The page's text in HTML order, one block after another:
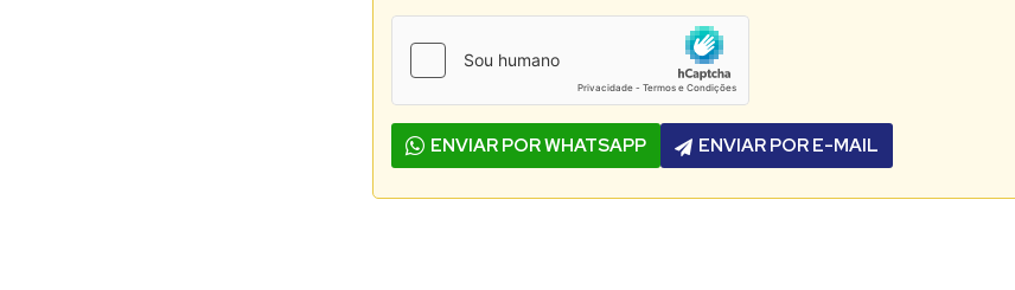
ENVIAR POR WHATSAPP ENVIAR POR E-MAIL